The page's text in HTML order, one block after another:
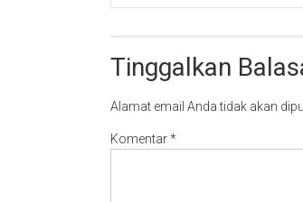
Tinggalkan
Alamat email Anda tidak akan
Komentar*